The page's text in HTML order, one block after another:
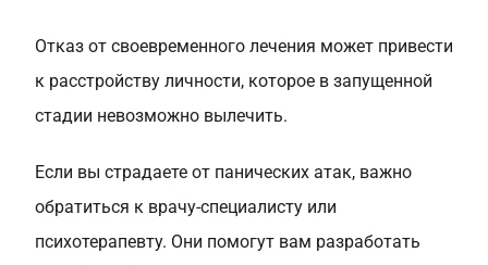
Отказ от своевременного лечения может привести
к расстройству личности, которое в запущенной
стадии невозможно вылечить.
Если вы страдаете от панических атак, важно
обратиться к врачу-специалисту или
психотерапевту. Они помогут вам разработать